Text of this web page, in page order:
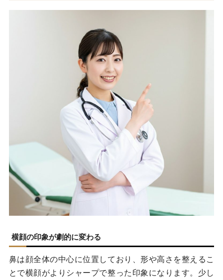
横顔の印象が劇的に変わる
鼻は顔全体の中心に位置しており、形や高さを整えるこ
とで横顔がよりシャープで整った印象になります。少し